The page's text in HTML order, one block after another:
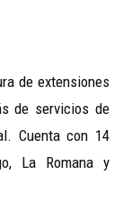
de extensiones
de servicios de
Cuenta con 14
La Romana y